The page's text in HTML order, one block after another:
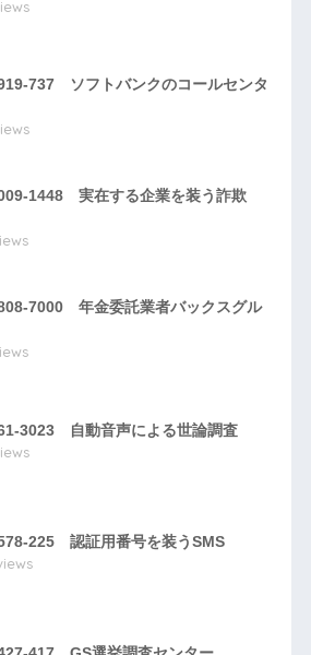
737 ソフトバンクのコールセンタ
1448 実在する企業を装う詐欺
7000 年金委託業者バックスグル
3023 自動音声による世論調査
225 認証用番号を装うSMS